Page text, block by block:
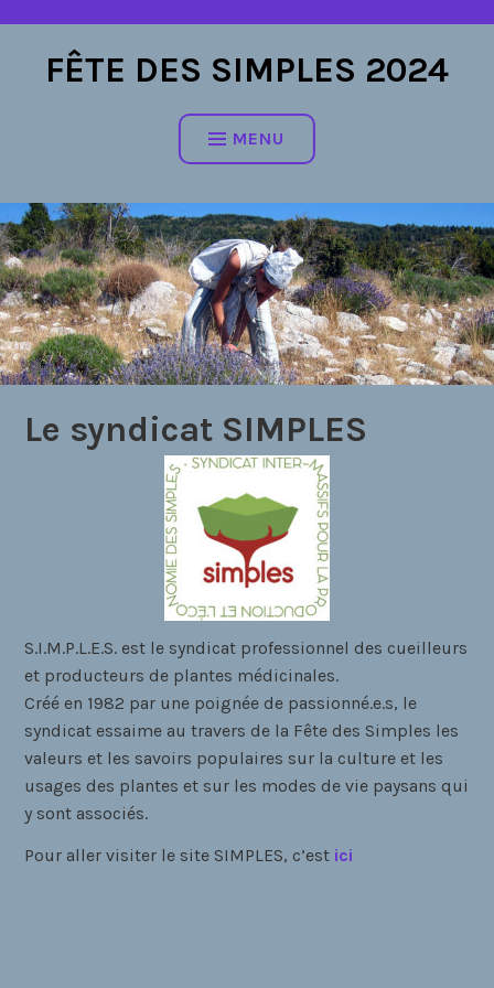
contenuFÊTE DES SIMPLES 2024
MENU
Le syndicat SIMPLES
S.I.M.P.L.E.S. est le syndicat professionnel des cueilleurs
et producteurs de plantes médicinales.
Créé en 1982 par une poignée de passionné.e.s, le
syndicat essaime au travers de la Fête des Simples les
valeurs et les savoirs populaires sur la culture et les
usages des plantes et sur les modes de vie paysans qui
y sont associés.
Pour aller visiter le site SIMPLES, c’est ici